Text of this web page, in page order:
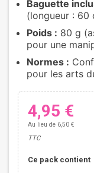
Baguette
(longueur : 60
Poids : 80 g
pour une
Normes :
pour les arts
4,95 €
Au lieu de 6,50 €
TTC
Ce pack contient